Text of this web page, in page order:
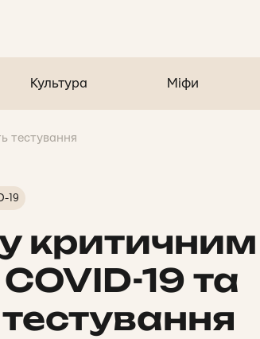
Культура Міфи
тестування
19
критичним
19 та